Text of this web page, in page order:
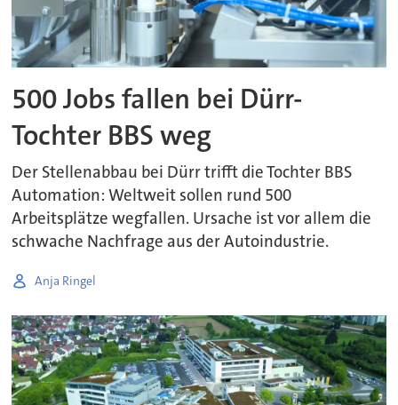
500 Jobs fallen bei Dürr-
Tochter BBS weg
Der Stellenabbau bei Dürr trifft die Tochter BBS
Automation: Weltweit sollen rund 500
Arbeitsplätze wegfallen. Ursache ist vor allem die
schwache Nachfrage aus der Autoindustrie.
Anja Ringel